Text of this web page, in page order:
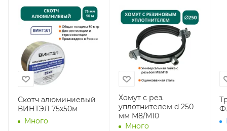
Скотч алюминиевый
ВИНТЭЛ 75х50м
Много
Хомут с рез.
уплотнителем d 250
мм М8/М10
Много